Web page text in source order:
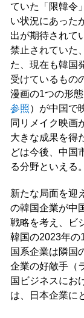
ていた「限韓令
い状況にあった
出が期待されて
禁止されていた
た、現在も韓国
受けているもの
漫画の1つの形態
参照）が中国で
同リメイク映画
大きな成果を得
どは今後、中国
る分野といえる。
新たな局面を迎
の韓国企業が中
戦略を考え、ビ
韓国の2023年の
国系企業は隣国
企業の好敵手（
国ビジネスにお
は、日本企業に